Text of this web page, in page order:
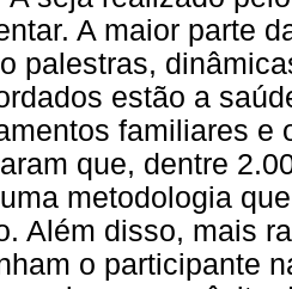
A maior parte
palestras,
estão a
familiares e
que, dentre
metodologia
Além disso, mais
o participante